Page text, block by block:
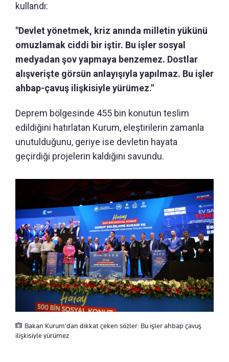
kullandı:
"Devlet yönetmek, kriz anında milletin yükünü
omuzlamak ciddi bir iştir. Bu işler sosyal
medyadan şov yapmaya benzemez. Dostlar
alışverişte görsün anlayışıyla yapılmaz. Bu işler
ahbap-çavuş ilişkisiyle yürümez."
Deprem bölgesinde 455 bin konutun teslim
edildiğini hatırlatan Kurum, eleştirilerin zamanla
unutulduğunu, geriye ise devletin hayata
geçirdiği projelerin kaldığını savundu.
Bakan Kurum'dan dikkat çeken sözler: Bu işler ahbap çavuş
ilişkisiyle yürümez